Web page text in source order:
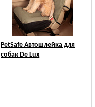
PetSafe Автошлейка для
собак De Lux